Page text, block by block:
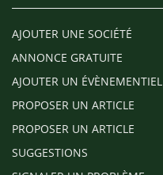
AJOUTER UNE SOCIÉTÉ
ANNONCE GRATUITE
AJOUTER UN ÉVÈNEMENTIEL
PROPOSER UN ARTICLE
PROPOSER UN ARTICLE
SUGGESTIONS